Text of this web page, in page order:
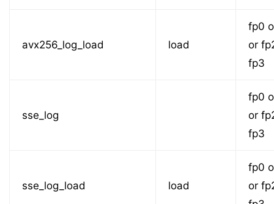
avx256_log_load load
fp0
or
fp3
sse_log
fp0
or
fp3
sse_log_load load
fp0
or